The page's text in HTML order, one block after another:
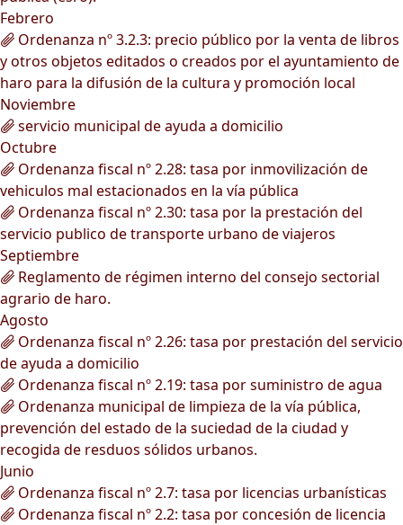
Febrero
Ordenanza nº 3.2.3: precio público por la venta de libros
y otros objetos editados o creados por el ayuntamiento de
haro para la difusión de la cultura y promoción local
Noviembre
servicio municipal de ayuda a domicilio
Octubre
Ordenanza fiscal nº 2.28: tasa por inmovilización de
vehiculos mal estacionados en la vía pública
Ordenanza fiscal nº 2.30: tasa por la prestación del
servicio publico de transporte urbano de viajeros
Septiembre
Reglamento de régimen interno del consejo sectorial
agrario de haro.
Agosto
Ordenanza fiscal nº 2.26: tasa por prestación del servicio
de ayuda a domicilio
Ordenanza fiscal nº 2.19: tasa por suministro de agua
Ordenanza municipal de limpieza de la vía pública,
prevención del estado de la suciedad de la ciudad y
recogida de resduos sólidos urbanos.
Junio
Ordenanza fiscal nº 2.7: tasa por licencias urbanísticas
Ordenanza fiscal nº 2.2: tasa por concesión de licencia